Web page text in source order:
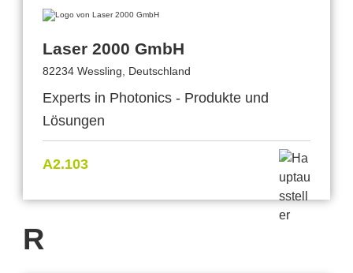
Laser 2000 GmbH
82234 Wessling, Deutschland
Experts in Photonics - Produkte und
Lösungen
A2.103
R